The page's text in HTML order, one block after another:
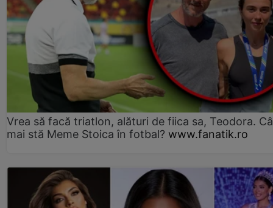
Vrea să facă triatlon, alături de fiica sa, Teodora.
mai stă Meme Stoica în fotbal? www.fanatik.ro